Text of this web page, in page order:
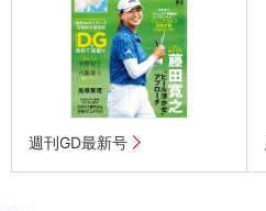
週刊GD最新号